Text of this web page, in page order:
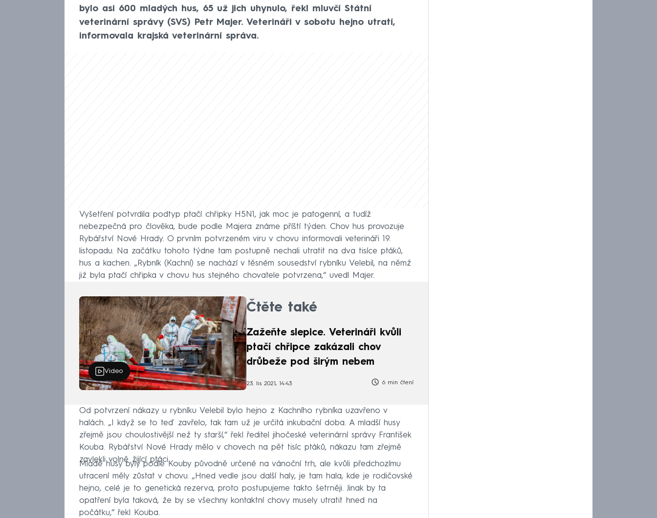
bylo asi 600 mladých hus, 65 už jich uhynulo, řekl mluvčí Státní
veterinární správy (SVS) Petr Majer. Veterináři v sobotu hejno utratí,
informovala krajská veterinární správa.
Vyšetření potvrdila podtyp ptačí chřipky H5N1, jak moc je patogenní, a tudíž
nebezpečná pro člověka, bude podle Majera známe příští týden. Chov hus provozuje
Rybářství Nové Hrady. O prvním potvrzeném viru v chovu informovali veterináři 19.
listopadu. Na začátku tohoto týdne tam postupně nechali utratit na dva tisíce ptáků,
hus a kachen. „Rybník (Kachní) se nachází v těsném sousedství rybníku Velebil, na němž
již byla ptačí chřipka v chovu hus stejného chovatele potvrzena,“ uvedl Majer.
Video
Čtěte také
Zažeňte slepice. Veterináři kvůli
ptačí chřipce zakázali chov
drůbeže pod širým nebem
23. lis 2021, 14:43 6 min čtení
Od potvrzení nákazy u rybníku Velebil bylo hejno z Kachního rybníka uzavřeno v
halách. „I když se to teď zavřelo, tak tam už je určitá inkubační doba. A mladší husy
zřejmě jsou choulostivější než ty starší,“ řekl ředitel jihočeské veterinární správy František
Kouba. Rybářství Nové Hrady mělo v chovech na pět tisíc ptáků, nákazu tam zřejmě
zavlekli volně žijící ptáci.
Mladé husy byly podle Kouby původně určené na vánoční trh, ale kvůli předchozímu
utracení měly zůstat v chovu. „Hned vedle jsou další haly, je tam hala, kde je rodičovské
hejno, celé je to genetická rezerva, proto postupujeme takto šetrněji. Jinak by ta
opatření byla taková, že by se všechny kontaktní chovy musely utratit hned na
počátku,“ řekl Kouba.